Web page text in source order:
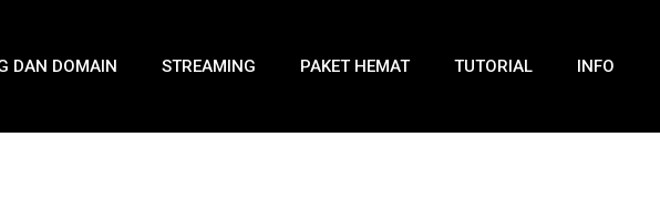
DAN DOMAIN STREAMING PAKET HEMAT TUTORIAL INFO